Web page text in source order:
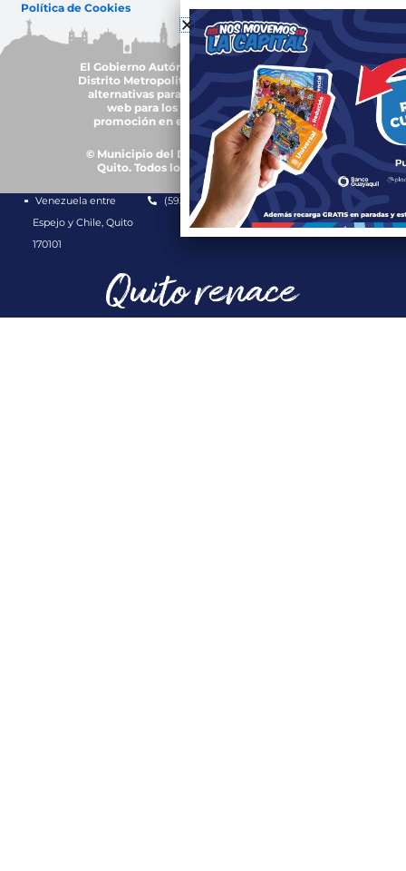
Política de Cookies
El Gobierno Autónomo Descentralizado del
Distrito Metropolitano de Quito, trabajará en
alternativas para garantizar accesibilidad
web para los grupos de atención y
promoción en el uso de plurilingüismo
© Municipio del Distrito Metropolitano de
Quito. Todos los derechos reservados.
Venezuela entre
Espejo y Chile, Quito
170101
(593-2) 3952300 1800 510 510